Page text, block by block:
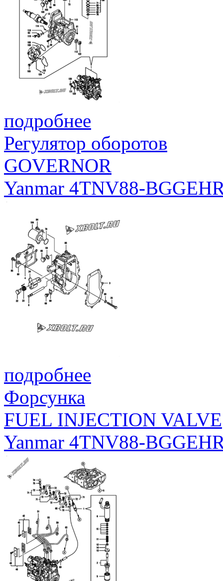
подробнее
Регулятор оборотов
GOVERNOR
Yanmar 4TNV88-
подробнее
Форсунка
FUEL INJECTION VALVE
Yanmar 4TNV88-